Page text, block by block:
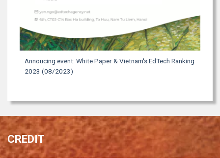
Annoucing event: White Paper & Vietnam's EdTech Ranking
2023 (08/2023)
CREDIT